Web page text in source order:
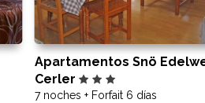
Apartamentos Snö
Cerler
7 noches + Forfait 6 días